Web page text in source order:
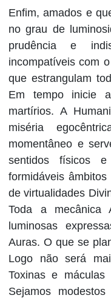
Enfim, amados e
no grau de
prudência e
incompatíveis com
que estrangulam
Em tempo inicie
martírios. A
miséria
momentâneo e
sentidos físicos
formidáveis
de virtualidades
Toda a mecânica
luminosas
Auras. O que se
Logo não será
Toxinas e máculas
Sejamos